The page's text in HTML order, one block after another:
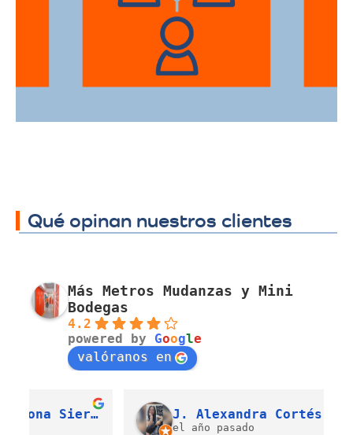
la ciudad de Facatativá, facilitando su
traslado a cualquier sector.
Qué opinan nuestros clientes
Más Metros Mudanzas y Mini
Bodegas
4.2
powered by Google
valóranos en
J. Alexandra Cortés H.
el año pasado